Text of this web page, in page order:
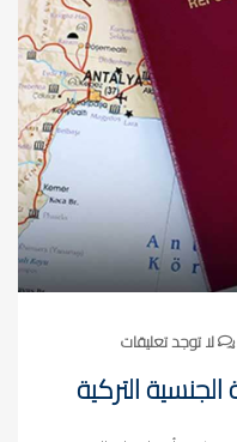
لا توجد تعليقات